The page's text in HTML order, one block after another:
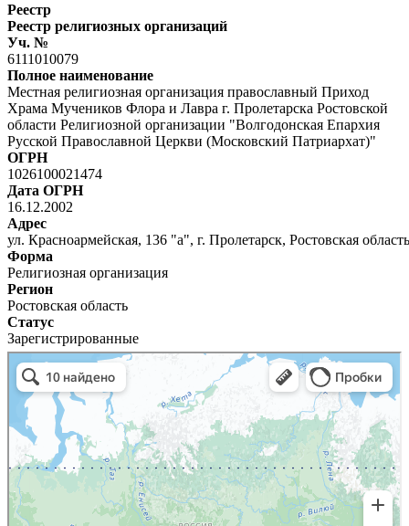
Реестр
Реестр религиозных организаций
Уч. №
6111010079
Полное наименование
Местная религиозная организация православный Приход
Храма Мучеников Флора и Лавра г. Пролетарска Ростовской
области Религиозной организации "Волгодонская Епархия
Русской Православной Церкви (Московский Патриархат)"
ОГРН
1026100021474
Дата ОГРН
16.12.2002
Адрес
ул. Красноармейская, 136 "а", г. Пролетарск, Ростовская
Форма
Религиозная организация
Регион
Ростовская область
Статус
Зарегистрированные